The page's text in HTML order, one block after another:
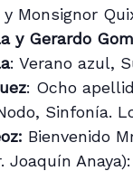
Monsignor
y Gerardo
: Verano azul,
: Ocho
Sinfonía.
Bienvenido
Joaquín